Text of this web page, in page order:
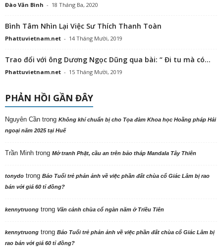
Đào Văn Bình - 18 Tháng Ba, 2020
Bình Tâm Nhìn Lại Việc Sư Thích Thanh Toàn
Phattuvietnam.net - 14 Tháng Mười, 2019
Trao đổi với ông Dương Ngọc Dũng qua bài: “ Đi tu mà có...
Phattuvietnam.net - 15 Tháng Mười, 2019
PHẢN HỒI GẦN ĐÂY
Nguyên Cần trong Không khí chuẩn bị cho Tọa đàm Khoa học Hoằng pháp Hải
ngoại năm 2025 tại Huế
Trần Minh trong Mở tranh Phật, cầu an trên bảo tháp Mandala Tây Thiên
tonydo trong Báo Tuổi trẻ phản ảnh về việc phần đất chùa cổ Giác Lâm bị rao
bán với giá 60 tỉ đồng?
kennytruong trong Vãn cảnh chùa cổ ngàn năm ở Triều Tiên
kennytruong trong Báo Tuổi trẻ phản ảnh về việc phần đất chùa cổ Giác Lâm bị
rao bán với giá 60 tỉ đồng?